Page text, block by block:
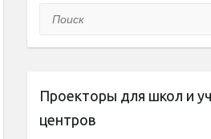
Поиск
Проекторы для школ и
центров